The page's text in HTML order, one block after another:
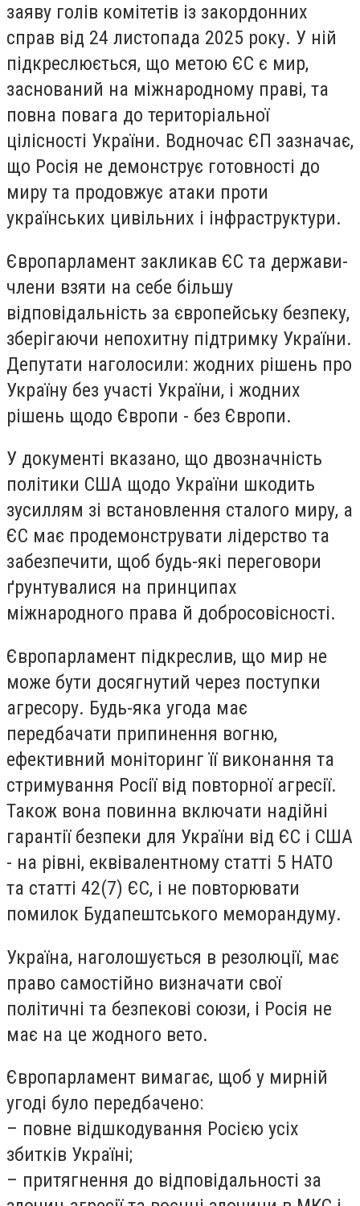
заяву голів комітетів із закордонних
справ від 24 листопада 2025 року. У ній
підкреслюється, що метою ЄС є мир,
заснований на міжнародному праві, та
повна повага до територіальної
цілісності України. Водночас ЄП зазначає,
що Росія не демонструє готовності до
миру та продовжує атаки проти
українських цивільних і інфраструктури.
Європарламент закликав ЄС та держави-
члени взяти на себе більшу
відповідальність за європейську безпеку,
зберігаючи непохитну підтримку України.
Депутати наголосили: жодних рішень про
Україну без участі України, і жодних
рішень щодо Європи - без Європи.
У документі вказано, що двозначність
політики США щодо України шкодить
зусиллям зі встановлення сталого миру, а
ЄС має продемонструвати лідерство та
забезпечити, щоб будь-які переговори
ґрунтувалися на принципах
міжнародного права й добросовісності.
Європарламент підкреслив, що мир не
може бути досягнутий через поступки
агресору. Будь-яка угода має
передбачати припинення вогню,
ефективний моніторинг її виконання та
стримування Росії від повторної агресії.
Також вона повинна включати надійні
гарантії безпеки для України від ЄС і США
- на рівні, еквівалентному статті 5 НАТО
та статті 42(7) ЄС, і не повторювати
помилок Будапештського меморандуму.
Україна, наголошується в резолюції, має
право самостійно визначати свої
політичні та безпекові союзи, і Росія не
має на це жодного вето.
Європарламент вимагає, щоб у мирній
угоді було передбачено:
– повне відшкодування Росією усіх
збитків Україні;
– притягнення до відповідальності за